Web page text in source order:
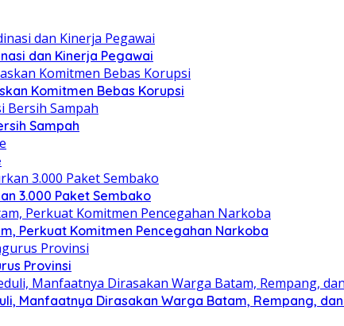
dan Kinerja Pegawai
Komitmen Bebas Korupsi
Sampah
3.000 Paket Sembako
Perkuat Komitmen Pencegahan Narkoba
Provinsi
Manfaatnya Dirasakan Warga Batam, Rempang,